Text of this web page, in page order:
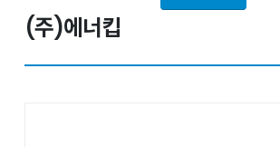
(주)에너킵